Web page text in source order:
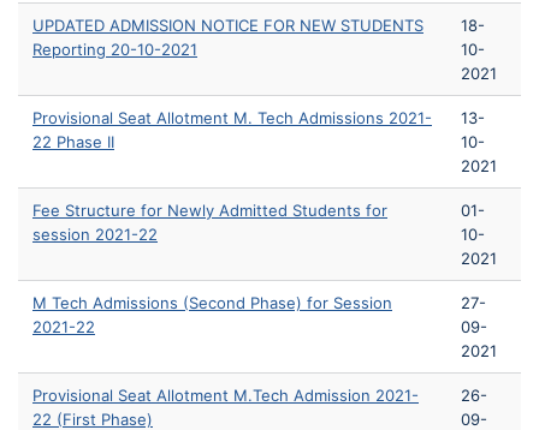
UPDATED ADMISSION NOTICE FOR NEW STUDENTS
Reporting 20-10-2021
18-
10-
2021
Provisional Seat Allotment M. Tech Admissions 2021-
22 Phase II
13-
10-
2021
Fee Structure for Newly Admitted Students for
session 2021-22
01-
10-
2021
M Tech Admissions (Second Phase) for Session
2021-22
27-
09-
2021
Provisional Seat Allotment M.Tech Admission 2021-
22 (First Phase)
26-
09-